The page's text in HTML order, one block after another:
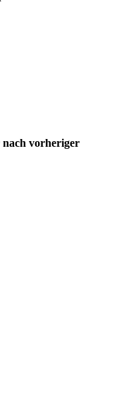
nach vorheriger